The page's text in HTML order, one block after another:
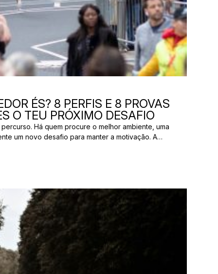
ÉS? 8 PERFIS E 8 PROVAS
O TEU PRÓXIMO DESAFIO
Há quem procure o melhor ambiente, uma
um novo desafio para manter a motivação. A
ter nada a ver com aquilo que outro […]